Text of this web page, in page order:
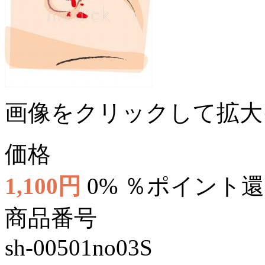
画像をクリックして拡
価格
1,100円 0% ％ポイント
商品番号
sh-00501no03S